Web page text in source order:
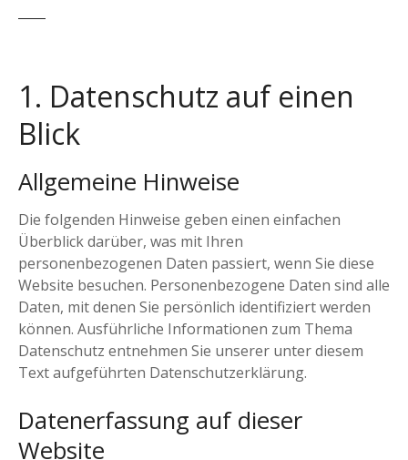
1. Datenschutz auf einen
Blick
Allgemeine Hinweise
Die folgenden Hinweise geben einen einfachen
Überblick darüber, was mit Ihren
personenbezogenen Daten passiert, wenn Sie diese
Website besuchen. Personenbezogene Daten sind alle
Daten, mit denen Sie persönlich identifiziert werden
können. Ausführliche Informationen zum Thema
Datenschutz entnehmen Sie unserer unter diesem
Text aufgeführten Datenschutzerklärung.
Datenerfassung auf dieser
Website